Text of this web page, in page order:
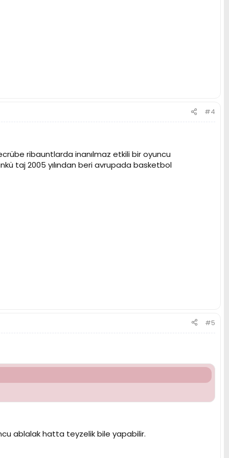
#4
ribauntlarda inanılmaz etkili bir oyuncu
taj 2005 yılından beri avrupada basketbol
#5
ablalak hatta teyzelik bile yapabilir.